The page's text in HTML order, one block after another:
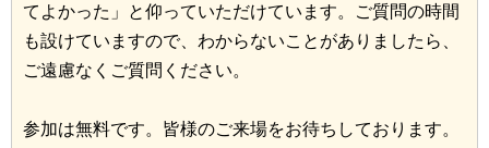
てよかった」と仰っていただけています。ご質問の時間
も設けていますので、わからないことがありましたら、
ご遠慮なくご質問ください。
参加は無料です。皆様のご来場をお待ちしております。